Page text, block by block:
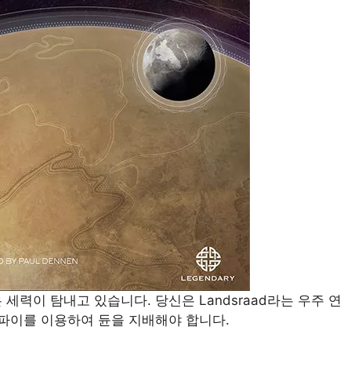
력이 탐내고 있습니다. 당신은 Landsraad라는 우주 연
이를 이용하여 듄을 지배해야 합니다.